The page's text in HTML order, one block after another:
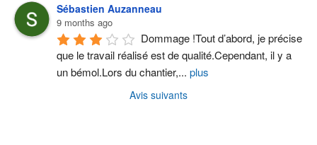
Sébastien Auzanneau
9 months ago
Dommage !Tout d’abord, je précise
que le travail réalisé est de qualité.Cependant, il y a
un bémol.Lors du chantier,... plus
Avis suivants